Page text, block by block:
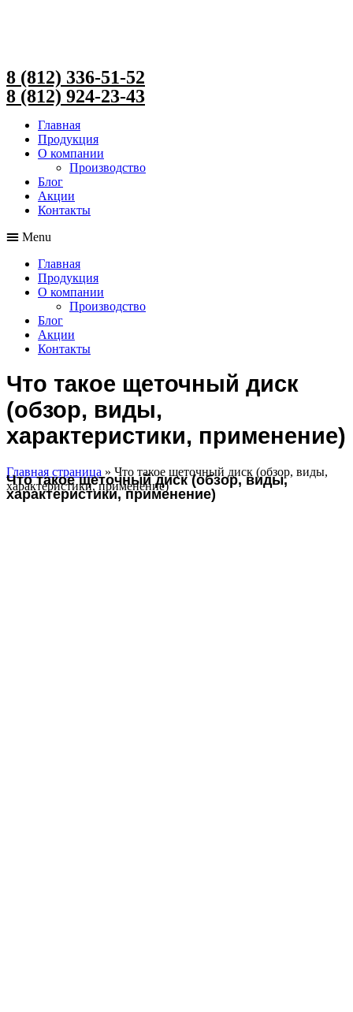
8 (812) 336-51-52
8 (812) 924-23-43
Главная
Продукция
О компании
Производство
Блог
Акции
Контакты
Menu
Главная
Продукция
О компании
Производство
Блог
Акции
Контакты
Что такое щеточный диск
(обзор, виды,
характеристики, применение)
Главная страница » Что такое щеточный диск (обзор, виды,
характеристики, применение)
Что такое щеточный диск (обзор, виды,
характеристики, применение)